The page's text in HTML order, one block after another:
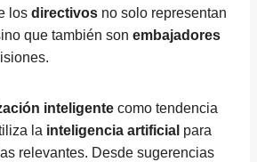
los directivos no solo representan
que también son embajadores
inteligente como tendencia
la inteligencia artificial para
relevantes. Desde sugerencias